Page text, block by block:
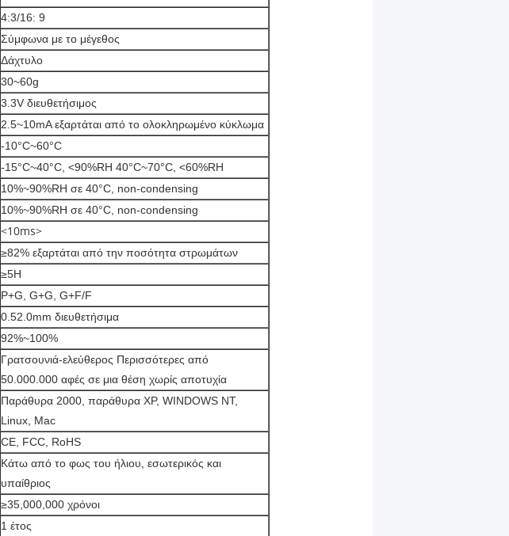
4:3/16: 9
Σύμφωνα με το μέγεθος
Δάχτυλο
30~60g
3.3V διευθετήσιμος
2.5~10mA εξαρτάται από το ολοκληρωμένο κύκλωμα
-10°C~60°C
-15°C~40°C, <90%RH 40°C~70°C, <60%RH
10%~90%RH σε 40°C, non-condensing
10%~90%RH σε 40°C, non-condensing
<10ms>
≥82% εξαρτάται από την ποσότητα στρωμάτων
≥5H
P+G, G+G, G+F/F
0.52.0mm διευθετήσιμα
92%~100%
Γρατσουνιά-ελεύθερος Περισσότερες από
50.000.000 αφές σε μια θέση χωρίς αποτυχία
Παράθυρα 2000, παράθυρα XP, WINDOWS NT,
Linux, Mac
CE, FCC, RoHS
Κάτω από το φως του ήλιου, εσωτερικός και
υπαίθριος
≥35,000,000 χρόνοι
1 έτος